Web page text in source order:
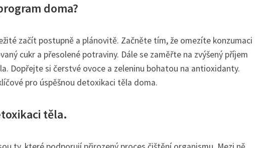
doma?
začít postupně a plánovitě. Začněte tím, že omezíte konzumaci
cukr a přesolené potraviny. Dále se zaměřte na zvýšený příjem
Dopřejte si čerstvé ovoce a zeleninu bohatou na antioxidanty.
pro úspěšnou detoxikaci těla doma.
těla.